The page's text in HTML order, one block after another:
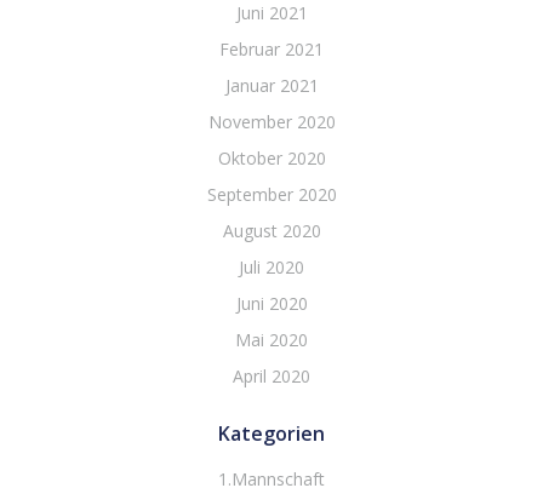
Juni 2021
Februar 2021
Januar 2021
November 2020
Oktober 2020
September 2020
August 2020
Juli 2020
Juni 2020
Mai 2020
April 2020
Kategorien
1.Mannschaft